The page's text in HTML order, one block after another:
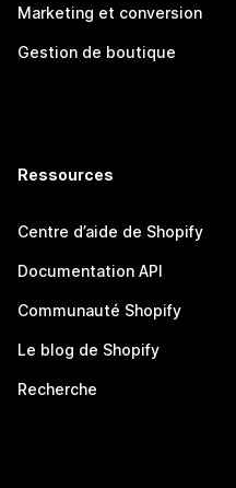
Marketing et conversion
Gestion de boutique
Ressources
Centre d’aide de Shopify
Documentation API
Communauté Shopify
Le blog de Shopify
Recherche